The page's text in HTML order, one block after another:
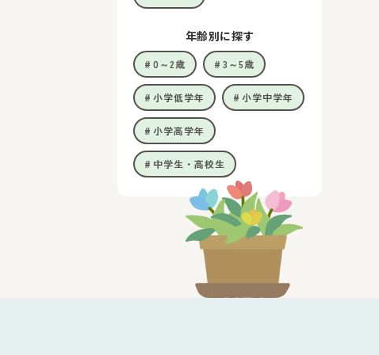
年齢別に探す
0～2歳 3～5歳
小学低学年 小学中学年
小学高学年
中学生・高校生